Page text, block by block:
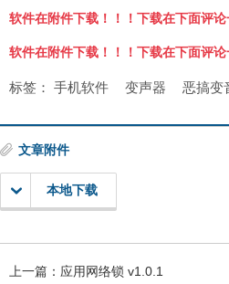
软件在附件下载！！！下载在下面评
软件在附件下载！！！下载在下面评
标签： 手机软件 变声器 恶搞变
文章附件
本地下载
上一篇： 应用网络锁 v1.0.1